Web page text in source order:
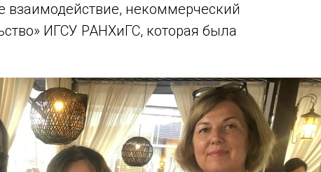
взаимодействие, некоммерческий
ИГСУ РАНХиГС, которая была